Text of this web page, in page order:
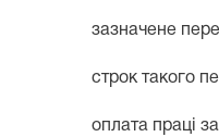
зазначене
строк такого
оплата праці